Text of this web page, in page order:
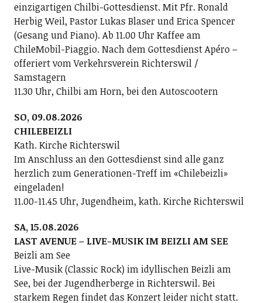
einzigartigen Chilbi-Gottesdienst. Mit Pfr. Ronald
Herbig Weil, Pastor Lukas Blaser und Erica Spencer
(Gesang und Piano). Ab 11.00 Uhr Kaffee am
ChileMobil-Piaggio. Nach dem Gottesdienst Apéro –
offeriert vom Verkehrsverein Richterswil /
Samstagern
11.30 Uhr, Chilbi am Horn, bei den Autoscootern
SO, 09.08.2026
CHILEBEIZLI
Kath. Kirche Richterswil
Im Anschluss an den Gottesdienst sind alle ganz
herzlich zum Generationen-Treff im «Chilebeizli»
eingeladen!
11.00-11.45 Uhr, Jugendheim, kath. Kirche Richterswil
SA, 15.08.2026
LAST AVENUE – LIVE-MUSIK IM BEIZLI AM SEE
Beizli am See
Live-Musik (Classic Rock) im idyllischen Beizli am
See, bei der Jugendherberge in Richterswil. Bei
starkem Regen findet das Konzert leider nicht statt.